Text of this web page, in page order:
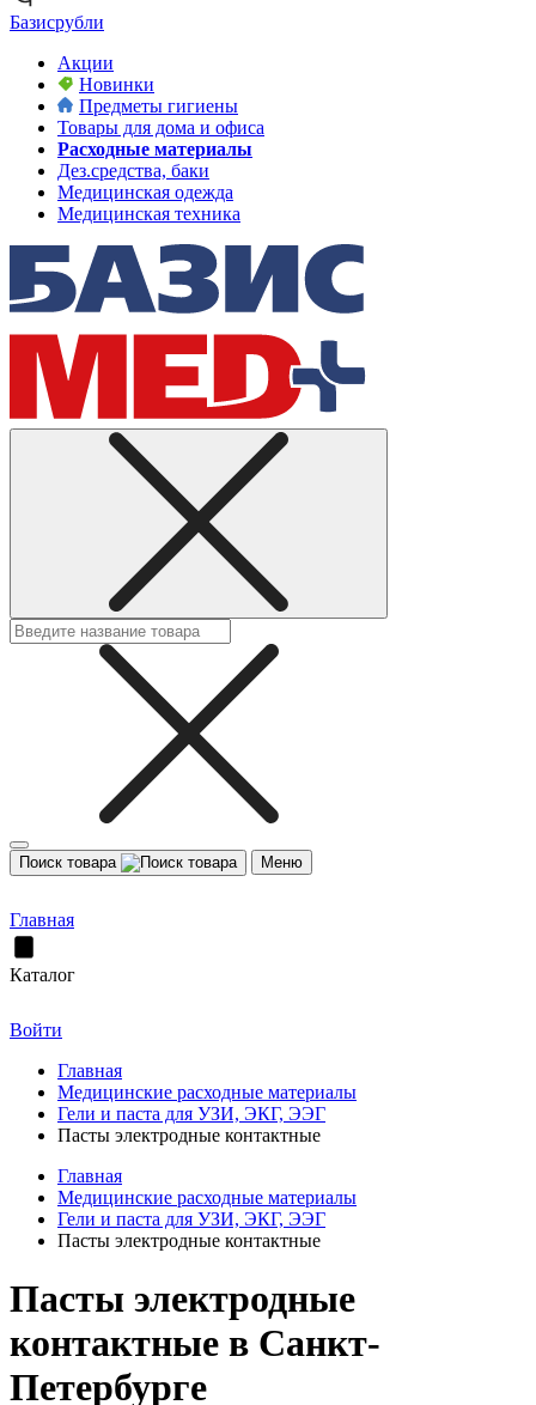
Базисрубли
Акции
Новинки
Предметы гигиены
Товары для дома и офиса
Расходные материалы
Дез.средства, баки
Медицинская одежда
Медицинская техника
Поиск товара Меню
Главная
Каталог
Войти
Главная
Медицинские расходные материалы
Гели и паста для УЗИ, ЭКГ, ЭЭГ
Пасты электродные контактные
Главная
Медицинские расходные материалы
Гели и паста для УЗИ, ЭКГ, ЭЭГ
Пасты электродные контактные
Пасты электродные
контактные в Санкт-
Петербурге